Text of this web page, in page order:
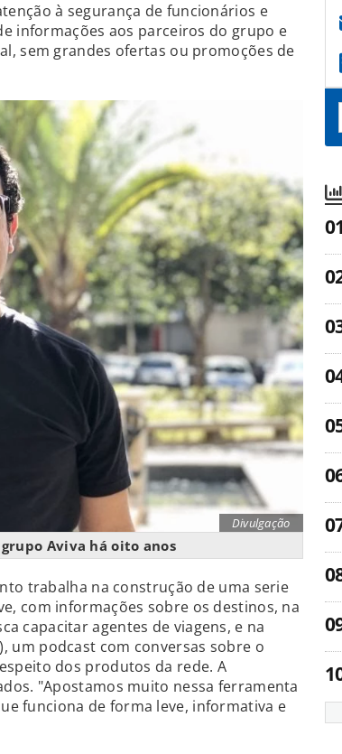
à segurança de funcionários e
informações aos parceiros do grupo e
sem grandes ofertas ou promoções de
Divulgação
Aviva há oito anos
trabalha na construção de uma serie
com informações sobre os destinos, na
capacitar agentes de viagens, e na
), um podcast com conversas sobre o
dos produtos da rede. A
"Apostamos muito nessa ferramenta
funciona de forma leve, informativa e